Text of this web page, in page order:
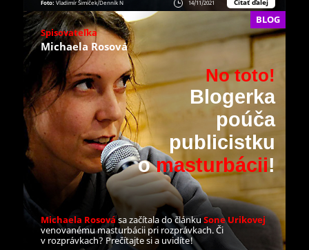
14/11/2021 Čítať ďalej
Foto: Vladimír Šimíček/Denník N
BLOG
Spisovateľka
Michaela Rosová
No toto!
Blogerka
poúča
publicistku
omasturbácii!
Michaela Rosovása začítala do článkuSone Urikovej
venovanému masturbácii pri rozprávkach. Či
v rozprávkach? Prečítajte si a uvidíte!